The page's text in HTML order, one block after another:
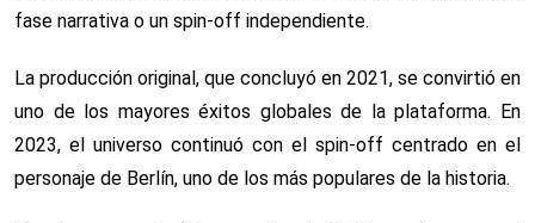
fase narrativa o un spin-off independiente.
La producción original, que concluyó en 2021, se convirtió en
uno de los mayores éxitos globales de la plataforma. En
2023, el universo continuó con el spin-off centrado en el
personaje de Berlín, uno de los más populares de la historia.